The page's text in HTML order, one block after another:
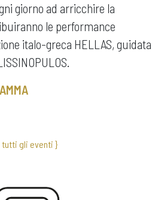
giorno ad arricchire la
le performance
italo-greca HELLAS, guidata
tutti gli eventi }